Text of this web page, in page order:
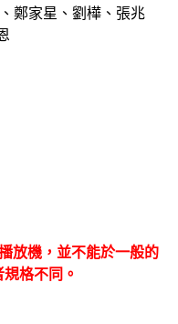
鄭家星、劉樺、張兆
放機，並不能於一般的
格不同。